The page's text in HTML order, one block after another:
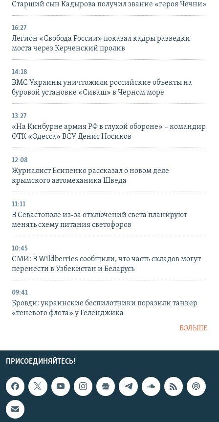
Старший сын Кадырова получил звание «героя Чечни»
16:27
Легион «Свобода России» показал кадры разведки
моста через Керченский пролив
14:18
ВМС Украины уничтожили российские объекты на
буровой установке «Сиваш» в Черном море
13:27
«На Кинбурне армия РФ в глухой обороне» – командир
ОТК «Одесса» ВСУ Денис Носиков
12:08
Журналист Есипенко рассказал о новом деле
крымского автомеханика Шведа
11:11
В Севастополе из-за отключений света планируют
менять схему питания светофоров
10:45
СМИ: В Wildberries сообщили, что часть складов могут
перенести в Узбекистан и Беларусь
09:41
Бровди: украинские беспилотники поразили танкер
«теневого флота» у Геленджика
БОЛЬШЕ
ПРИСОЕДИНЯЙТЕСЬ!